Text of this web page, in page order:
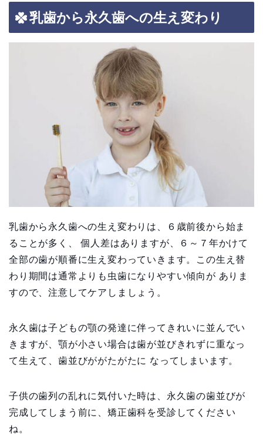
乳歯から永久歯への生え変わり
乳歯から永久歯への生え変わりは、６歳前後から始ま
ることが多く、 個人差はありますが、６～７年かけて
全部の歯が順番に生え変わっていきます。この生え替
わり期間は通常よりも虫歯になりやすい傾向が ありま
すので、注意してケアしましょう。
永久歯は子どもの顎の発達に伴ってきれいに並んでい
きますが、顎が小さい場合は歯が並びきれずに重なっ
て生えて、歯並びががたがたに なってしまいます。
子供の歯列の乱れに気付いた時は、永久歯の歯並びが
完成してしまう前に、矯正歯科を受診してください
ね。